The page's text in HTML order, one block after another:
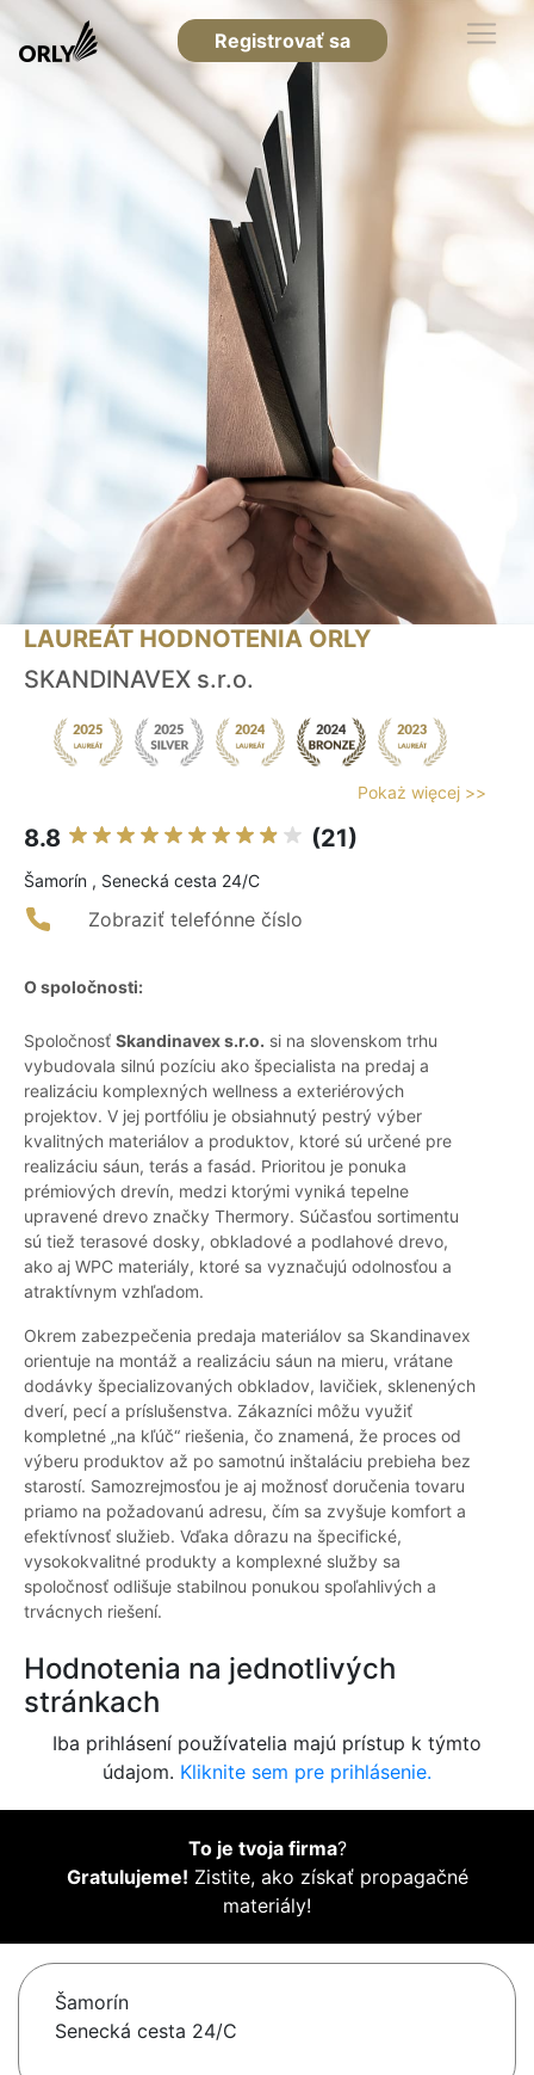
Registrovať sa
LAUREÁT HODNOTENIA ORLY
SKANDINAVEX s.r.o.
Pokaż więcej >>
8.8 (21)
Šamorín , Senecká cesta 24/C
Zobraziť telefónne číslo
O spoločnosti:
Spoločnosť Skandinavex s.r.o. si na slovenskom trhu
vybudovala silnú pozíciu ako špecialista na predaj a
realizáciu komplexných wellness a exteriérových
projektov. V jej portfóliu je obsiahnutý pestrý výber
kvalitných materiálov a produktov, ktoré sú určené pre
realizáciu sáun, terás a fasád. Prioritou je ponuka
prémiových drevín, medzi ktorými vyniká tepelne
upravené drevo značky Thermory. Súčasťou sortimentu
sú tiež terasové dosky, obkladové a podlahové drevo,
ako aj WPC materiály, ktoré sa vyznačujú odolnosťou a
atraktívnym vzhľadom.
Okrem zabezpečenia predaja materiálov sa Skandinavex
orientuje na montáž a realizáciu sáun na mieru, vrátane
dodávky špecializovaných obkladov, lavičiek, sklenených
dverí, pecí a príslušenstva. Zákazníci môžu využiť
kompletné „na kľúč“ riešenia, čo znamená, že proces od
výberu produktov až po samotnú inštaláciu prebieha bez
starostí. Samozrejmosťou je aj možnosť doručenia tovaru
priamo na požadovanú adresu, čím sa zvyšuje komfort a
efektívnosť služieb. Vďaka dôrazu na špecifické,
vysokokvalitné produkty a komplexné služby sa
spoločnosť odlišuje stabilnou ponukou spoľahlivých a
trvácnych riešení.
Hodnotenia na jednotlivých
stránkach
Iba prihlásení používatelia majú prístup k týmto
údajom. Kliknite sem pre prihlásenie.
To je tvoja firma?
Gratulujeme! Zistite, ako získať propagačné
materiály!
Šamorín
Senecká cesta 24/C